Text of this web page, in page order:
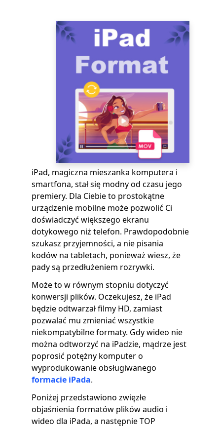
iPad, magiczna mieszanka komputera i
smartfona, stał się modny od czasu jego
premiery. Dla Ciebie to prostokątne
urządzenie mobilne może pozwolić Ci
doświadczyć większego ekranu
dotykowego niż telefon. Prawdopodobnie
szukasz przyjemności, a nie pisania
kodów na tabletach, ponieważ wiesz, że
pady są przedłużeniem rozrywki.
Może to w równym stopniu dotyczyć
konwersji plików. Oczekujesz, że iPad
będzie odtwarzał filmy HD, zamiast
pozwalać mu zmieniać wszystkie
niekompatybilne formaty. Gdy wideo nie
można odtworzyć na iPadzie, mądrze jest
poprosić potężny komputer o
wyprodukowanie obsługiwanego
formacie iPada.
Poniżej przedstawiono zwięzłe
objaśnienia formatów plików audio i
wideo dla iPada, a następnie TOP